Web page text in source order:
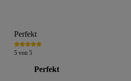
Perfekt
5 von 5
Perfekt